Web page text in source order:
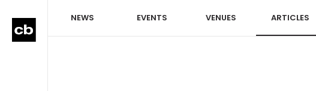
NEWS EVENTS VENUES ARTICLES